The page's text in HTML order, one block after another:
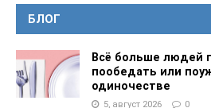
БЛОГ
Всё больше людей
пообедать или
одиночестве
5, август 2026 0